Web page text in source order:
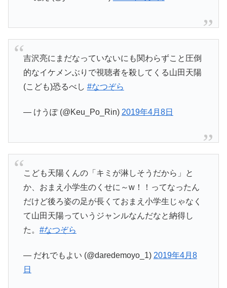
吉沢亮にまだなっていないにも関わらずこと圧倒
的なイケメンぶりで視聴者を殺してくる山田天陽
(こども)恐るべし #なつぞら
— けうぽ (@Keu_Po_Rin) 2019年4月8日
こども天陽くんの「キミが淋しそうだから」と
か、おまえ小学生のくせに～w！！ってなったん
だけど後ろ姿の足が長くておまえ小学生じゃなく
て山田天陽っていうジャンルなんだなと納得し
た。 #なつぞら
— だれでもよい (@daredemoyo_1) 2019年4月8
日